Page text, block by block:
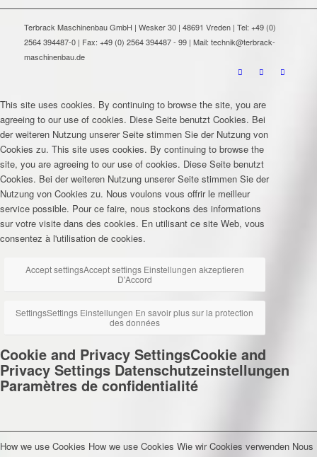
Terbrack Maschinenbau GmbH | Wesker 30 | 48691 Vreden | Tel: +49 (0)
2564 394487-0 | Fax: +49 (0) 2564 394487 - 99 | Mail: technik@terbrack-
maschinenbau.de
This site uses cookies. By continuing to browse the site, you are
agreeing to our use of cookies. Diese Seite benutzt Cookies. Bei
der weiteren Nutzung unserer Seite stimmen Sie der Nutzung von
Cookies zu. This site uses cookies. By continuing to browse the
site, you are agreeing to our use of cookies. Diese Seite benutzt
Cookies. Bei der weiteren Nutzung unserer Seite stimmen Sie der
Nutzung von Cookies zu. Nous voulons vous offrir le meilleur
service possible. Pour ce faire, nous stockons des informations
sur votre visite dans des cookies. En utilisant ce site Web, vous
consentez à l'utilisation de cookies.
Accept settingsAccept settings Einstellungen akzeptieren
D'Accord
SettingsSettings Einstellungen En savoir plus sur la protection
des données
Cookie and Privacy SettingsCookie and
Privacy Settings Datenschutzeinstellungen
Paramètres de confidentialité
How we use Cookies How we use Cookies Wie wir Cookies verwenden Nous